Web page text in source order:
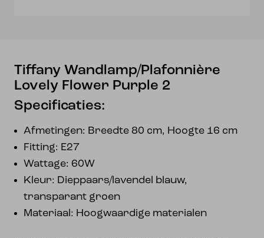
Tiffany Wandlamp/Plafonnière
Lovely Flower Purple 2
Specificaties:
Afmetingen: Breedte 80 cm, Hoogte 16 cm
Fitting: E27
Wattage: 60W
Kleur: Dieppaars/lavendel blauw,
transparant groen
Materiaal: Hoogwaardige materialen